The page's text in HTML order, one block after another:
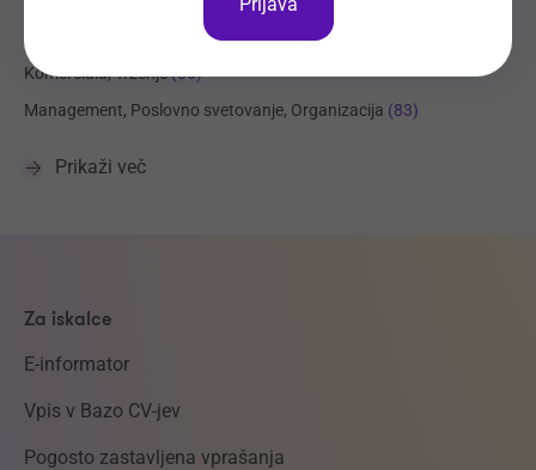
Komerciala, Trženje(86)
Management, Poslovno svetovanje, Organizacija (83)
Prikaži več
Za iskalce
E-informator
Vpis v Bazo CV-jev
Pogosto zastavljena vprašanja